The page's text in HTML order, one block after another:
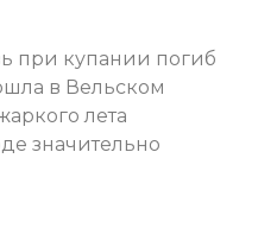
при купании погиб
в Вельском
лета
значительно